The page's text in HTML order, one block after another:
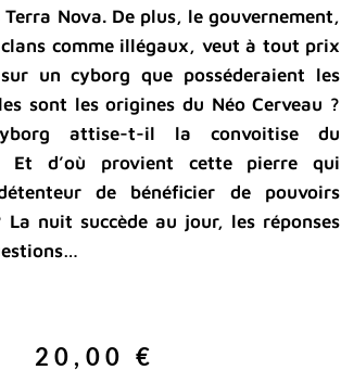
Nova. De plus, le gouvernement,
comme illégaux, veut à tout prix
un cyborg que posséderaient les
sont les origines du Néo Cerveau ?
attise-t-il la convoitise du
Et d’où provient cette pierre qui
de bénéficier de pouvoirs
nuit succède au jour, les réponses
20,00 €